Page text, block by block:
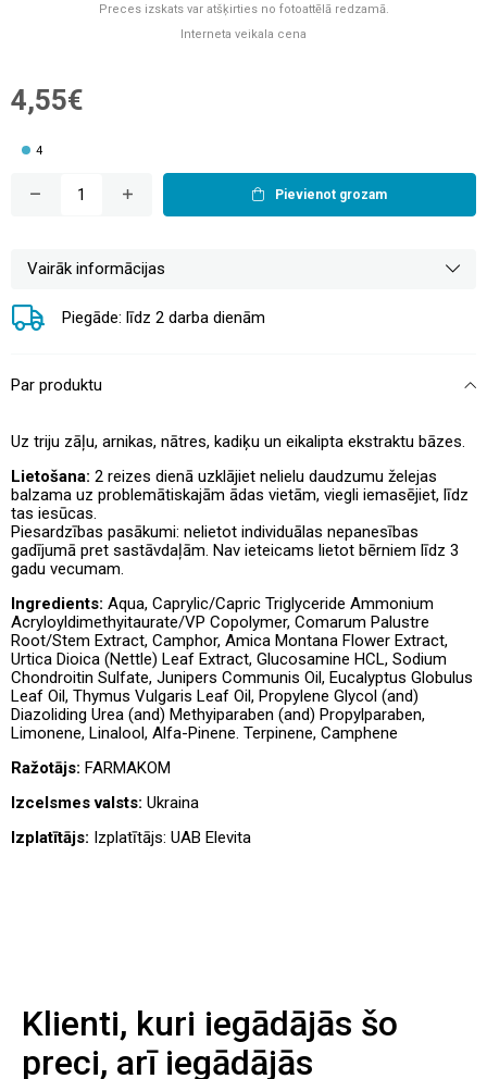
Preces izskats var atšķirties no fotoattēlā redzamā.
Interneta veikala cena
4,55€
4
Pievienot grozam
Vairāk informācijas
Piegāde: līdz 2 darba dienām
Par produktu
Uz triju zāļu, arnikas, nātres, kadiķu un eikalipta ekstraktu bāzes.
Lietošana: 2 reizes dienā uzklājiet nelielu daudzumu želejas
balzama uz problemātiskajām ādas vietām, viegli iemasējiet, līdz
tas iesūcas.
Piesardzības pasākumi: nelietot individuālas nepanesības
gadījumā pret sastāvdaļām. Nav ieteicams lietot bērniem līdz 3
gadu vecumam.
Ingredients: Aqua, Caprylic/Capric Triglyceride Ammonium
Acryloyldimethyitaurate/VP Copolymer, Comarum Palustre
Root/Stem Extract, Camphor, Amica Montana Flower Extract,
Urtica Dioica (Nettle) Leaf Extract, Glucosamine HCL, Sodium
Chondroitin Sulfate, Junipers Communis Oil, Eucalyptus Globulus
Leaf Oil, Thymus Vulgaris Leaf Oil, Propylene Glycol (and)
Diazoliding Urea (and) Methyiparaben (and) Propylparaben,
Limonene, Linalool, Alfa-Pinene. Terpinene, Camphene
Ražotājs: FARMAKOM
Izcelsmes valsts: Ukraina
Izplatītājs: Izplatītājs: UAB Elevita
Klienti, kuri iegādājās šo
preci, arī iegādājās